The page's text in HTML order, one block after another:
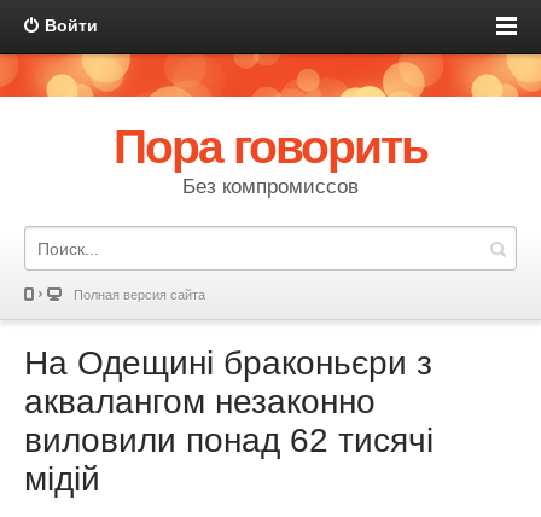
Войти
Пора говорить
Без компромиссов
Полная версия сайта
На Одещині браконьєри з
аквалангом незаконно
виловили понад 62 тисячі
мідій